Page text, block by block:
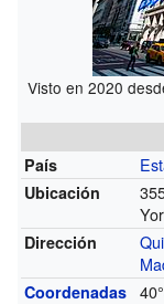
Visto en 2020
País
Ubicación
Dirección
Coordenadas